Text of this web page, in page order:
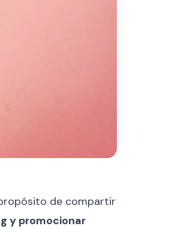
de compartir
y promocionar